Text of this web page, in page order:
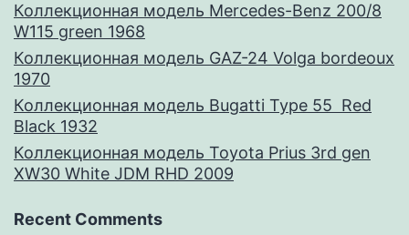
Коллекционная модель Mercedes-Benz 200/8
W115 green 1968
Коллекционная модель GAZ-24 Volga bordeoux
1970
Коллекционная модель Bugatti Type 55 Red
Black 1932
Коллекционная модель Toyota Prius 3rd gen
XW30 White JDM RHD 2009
Recent Comments